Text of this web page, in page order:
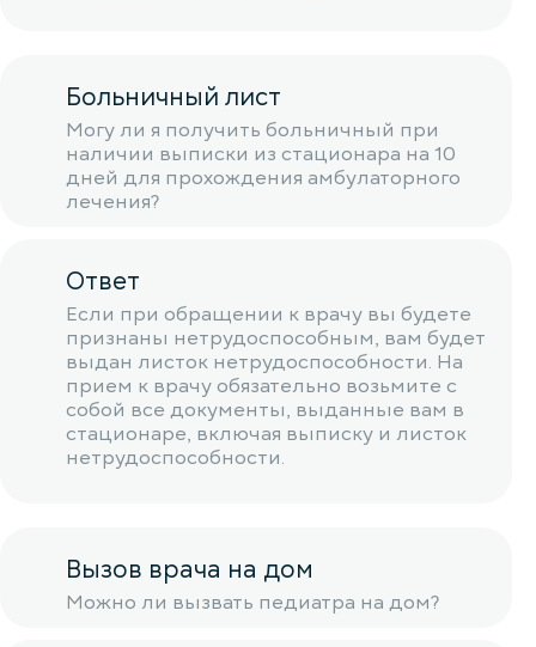
Больничный лист
Могу ли я получить больничный при
наличии выписки из стационара на 10
дней для прохождения амбулаторного
лечения?
Ответ
Если при обращении к врачу вы будете
признаны нетрудоспособным, вам будет
выдан листок нетрудоспособности. На
прием к врачу обязательно возьмите с
собой все документы, выданные вам в
стационаре, включая выписку и листок
нетрудоспособности.
Вызов врача на дом
Можно ли вызвать педиатра на дом?